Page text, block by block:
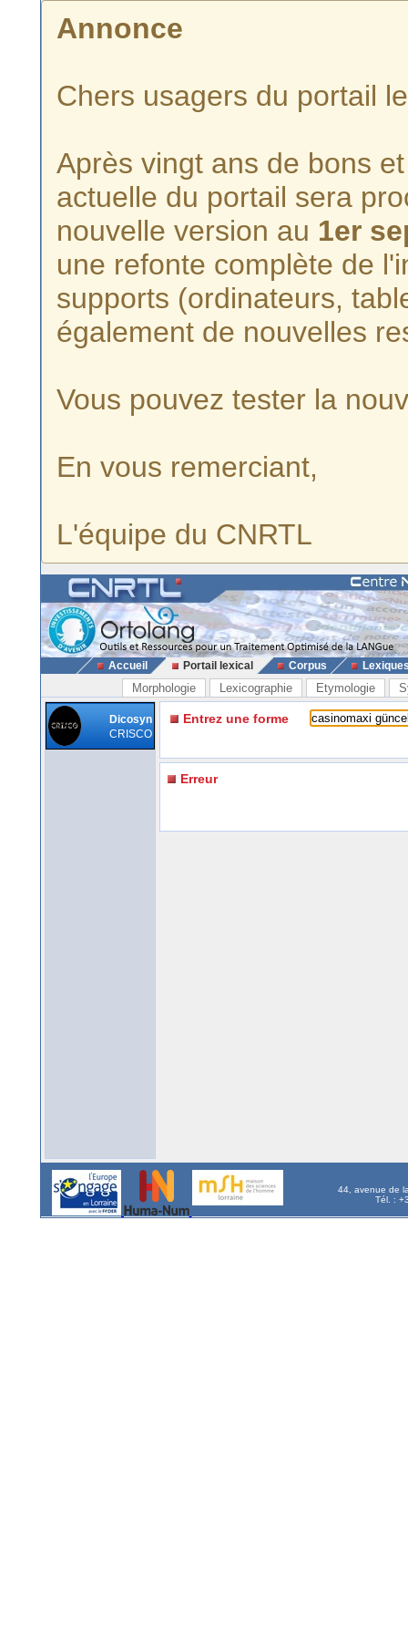
Annonce
Chers usagers du portail
Après vingt ans de bons
actuelle du portail sera
nouvelle version au 1er
une refonte complète de
supports (ordinateurs,
également de nouvelles
Vous pouvez tester la
En vous remerciant,
L'équipe du CNRTL
Accueil Portail lexical Corpus
Morphologie Lexicographie Etymologie
Dicosyn
CRISCO
Entrez une forme
Erreur
44, avenue de
Tél. :